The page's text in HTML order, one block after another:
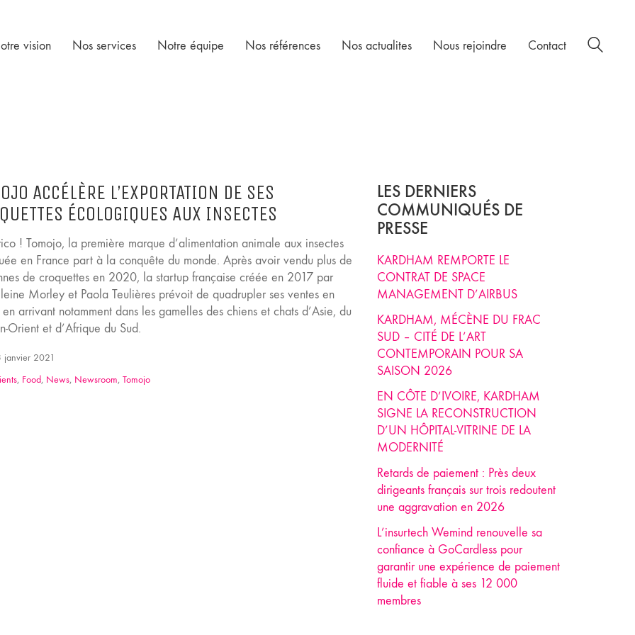
vision Nos services Notre équipe Nos références Nos actualites Nous rejoindre Contact
ACCÉLÈRE L’EXPORTATION DE SES
ÉCOLOGIQUES AUX INSECTES
! Tomojo, la première marque d’alimentation animale aux insectes
en France part à la conquête du monde. Après avoir vendu plus de
de croquettes en 2020, la startup française créée en 2017 par
Morley et Paola Teulières prévoit de quadrupler ses ventes en
arrivant notamment dans les gamelles des chiens et chats d’Asie, du
Orient et d’Afrique du Sud.
janvier 2021
, Food, News, Newsroom,Tomojo
LES DERNIERS
COMMUNIQUÉS DE
PRESSE
KARDHAM REMPORTE LE
CONTRAT DE SPACE
MANAGEMENT D’AIRBUS
KARDHAM, MÉCÈNE DU FRAC
SUD – CITÉ DE L’ART
CONTEMPORAIN POUR SA
SAISON 2026
EN CÔTE D’IVOIRE, KARDHAM
SIGNE LA RECONSTRUCTION
D’UN HÔPITAL-VITRINE DE LA
MODERNITÉ
Retards de paiement : Près deux
dirigeants français sur trois redoutent
une aggravation en 2026
L’insurtech Wemind renouvelle sa
confiance à GoCardless pour
garantir une expérience de paiement
fluide et fiable à ses 12 000
membres